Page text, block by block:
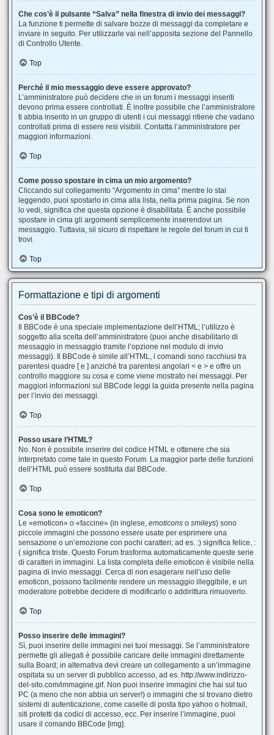
Che cos’è il pulsante “Salva” nella finestra di invio dei messaggi?
La funzione ti permette di salvare bozze di messaggi da completare e
inviare in seguito. Per utilizzarle vai nell’apposita sezione del Pannello
di Controllo Utente.
Top
Perché il mio messaggio deve essere approvato?
L’amministratore può decidere che in un forum i messaggi inseriti
devono prima essere controllati. È inoltre possibile che l’amministratore
ti abbia inserito in un gruppo di utenti i cui messaggi ritiene che vadano
controllati prima di essere resi visibili. Contatta l’amministratore per
maggiori informazioni.
Top
Come posso spostare in cima un mio argomento?
Cliccando sul collegamento “Argomento in cima” mentre lo stai
leggendo, puoi spostarlo in cima alla lista, nella prima pagina. Se non
lo vedi, significa che questa opzione è disabilitata. È anche possibile
spostare in cima gli argomenti semplicemente inserendovi un
messaggio. Tuttavia, sii sicuro di rispettare le regole del forum in cui ti
trovi.
Top
Formattazione e tipi di argomenti
Cos’è il BBCode?
Il BBCode è una speciale implementazione dell’HTML; l’utilizzo è
soggetto alla scelta dell’amministratore (puoi anche disabilitarlo di
messaggio in messaggio tramite l’opzione nel modulo di invio
messaggi). Il BBCode è simile all’HTML, i comandi sono racchiusi tra
parentesi quadre [ e ] anziché tra parentesi angolari < e > e offre un
controllo maggiore su cosa e come viene mostrato nei messaggi. Per
maggiori informazioni sul BBCode leggi la guida presente nella pagina
per l’invio dei messaggi.
Top
Posso usare l’HTML?
No. Non è possibile inserire del codice HTML e ottenere che sia
interpretato come tale in questo Forum. La maggior parte delle funzioni
dell’HTML può essere sostituita dal BBCode.
Top
Cosa sono le emoticon?
Le «emoticon» o «faccine» (in inglese, emoticons o smileys) sono
piccole immagini che possono essere usate per esprimere una
sensazione o un’emozione con pochi caratteri; ad es. :) significa felice, :
( significa triste. Questo Forum trasforma automaticamente queste serie
di caratteri in immagini. La lista completa delle emoticon è visibile nella
pagina di invio messaggi. Cerca di non esagerare nell’uso delle
emoticon, possono facilmente rendere un messaggio illeggibile, e un
moderatore potrebbe decidere di modificarlo o addirittura rimuoverlo.
Top
Posso inserire delle immagini?
Sì, puoi inserire delle immagini nei tuoi messaggi. Se l’amministratore
permette gli allegati è possibile caricare delle immagini direttamente
sulla Board; in alternativa devi creare un collegamento a un’immagine
ospitata su un server di pubblico accesso, ad es. http://www.indirizzo-
del-sito.com/immagine.gif. Non puoi inserire immagini che hai sul tuo
PC (a meno che non abbia un server!) o immagini che si trovano dietro
sistemi di autenticazione, come caselle di posta tipo yahoo o hotmail,
siti protetti da codici di accesso, ecc. Per inserire l’immagine, puoi
usare il comando BBCode [img].